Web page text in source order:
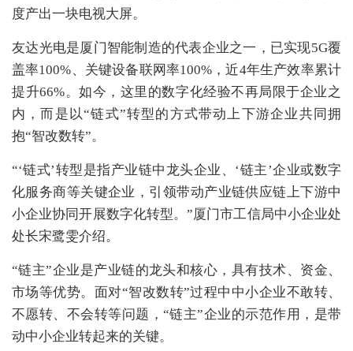
度产出一块电视大屏。
友达光电是厦门智能制造的代表企业之一，已实现5G覆
盖率100%、关键设备联网率100%，近4年生产效率累计
提升66%。如今，这里的数字化经验不再局限于企业之
内，而是以“链式”转型的方式带动上下游企业共同拥
抱“智改数转”。
“‘链式’转型是指产业链中龙头企业、‘链主’企业或数字
化服务商等关键企业，引领带动产业链供应链上下游中
小企业协同开展数字化转型。”厦门市工信局中小企业处
处长宋鹭雯介绍。
“链主”企业是产业链的龙头和核心，具有技术、资金、
市场等优势。面对“智改数转”过程中中小企业不敢转、
不愿转、不会转等问题，“链主”企业的示范作用，是带
动中小企业转起来的关键。